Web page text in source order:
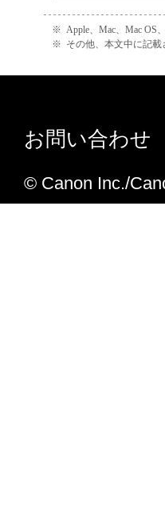
る問題を
EX が不
OS X
※ Apple、Mac、Mac OS
※ その他、本文中に記
お問い合わせ
© Canon Inc./